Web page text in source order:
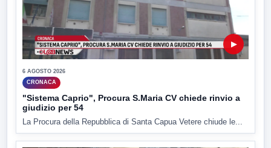
▶
6 AGOSTO 2026
CRONACA
"Sistema Caprio", Procura S.Maria CV chiede rinvio a
giudizio per 54
La Procura della Repubblica di Santa Capua Vetere chiude le...